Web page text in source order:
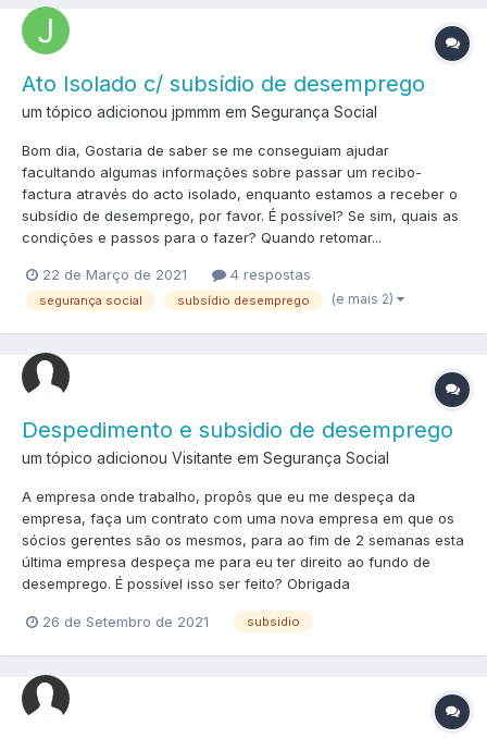
Ato Isolado c/ subsídio de desemprego
um tópico adicionou jpmmm em Segurança Social
Bom dia, Gostaria de saber se me conseguiam ajudar
facultando algumas informações sobre passar um recibo-
factura através do acto isolado, enquanto estamos a receber o
subsídio de desemprego, por favor. É possível? Se sim, quais as
condições e passos para o fazer? Quando retomar...
22 de Março de 2021 4 respostas
segurança social subsídio desemprego (e mais 2)
Despedimento e subsidio de desemprego
um tópico adicionou Visitante em Segurança Social
A empresa onde trabalho, propôs que eu me despeça da
empresa, faça um contrato com uma nova empresa em que os
sócios gerentes são os mesmos, para ao fim de 2 semanas esta
última empresa despeça me para eu ter direito ao fundo de
desemprego. É possível isso ser feito? Obrigada
26 de Setembro de 2021 subsidio